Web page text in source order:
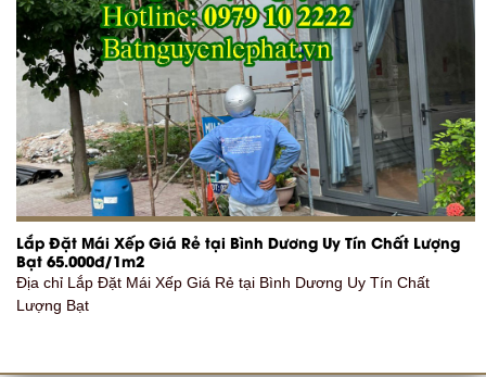
Lắp Đặt Mái Xếp Giá Rẻ tại Bình Dương Uy Tín Chất Lượng
Bạt 65.000đ/1m2
Địa chỉ Lắp Đặt Mái Xếp Giá Rẻ tại Bình Dương Uy Tín Chất
Lượng Bạt